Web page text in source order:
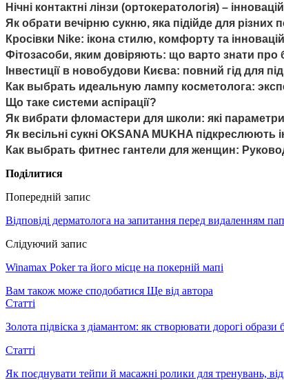
Нічні контактні лінзи (ортокератологія) –
Як обрати вечірню сукню, яка підійде для різних
Кросівки Nike: ікона стилю, комфорту та інновацій
Фітозасоби, яким довіряють: що варто знати про
Інвестиції в новобудови Києва: повний гід для
Как выбрать идеальную лампу косметолога:
Що таке системи аспірації?
Як вибрати фломастери для школи: які
Як весільні сукні OKSANA MUKHA підкреслюють
Как выбрать фитнес гантели для женщин:
Поділитися
Попередній запис
Відповіді дерматолога на запитання перед видаленням
Слідуючий запис
Winamax Poker та його місце на покерній мапі
Вам також може сподобатися Ще від автора
Статті
Золота підвіска з діамантом: як створювати дорогі образи
Статті
Як поєднувати тейпи й масажні ролики для тренувань,